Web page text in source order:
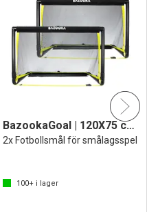
BazookaGoal | 120X75 cm | 2 st
2x Fotbollsmål för smålagsspel
100+i lager